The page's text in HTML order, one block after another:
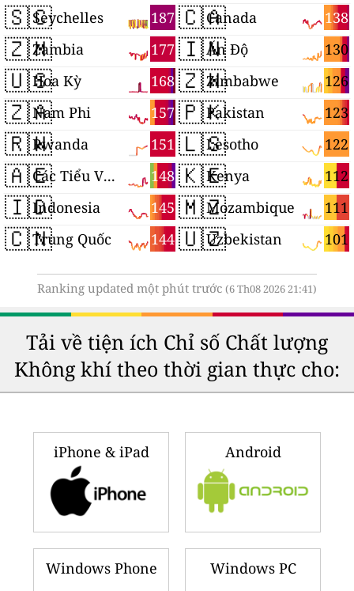
🇸🇨 187
Seychelles
🇿🇲 177
Zambia
🇺🇸 168
Hoa Kỳ
🇿🇦 157
Nam Phi
🇷🇼 151
Rwanda
🇦🇪 148
Các Tiểu Vương quốc Ả Rập Thống nhất
🇮🇩 145
Indonesia
🇨🇳 144
Trung Quốc
🇨🇦 138
Canada
🇮🇳 130
Ấn Độ
🇿🇼 126
Zimbabwe
🇵🇰 123
Pakistan
🇱🇸 122
Lesotho
🇰🇪 112
Kenya
🇲🇿 111
Mozambique
🇺🇿 101
Uzbekistan
Ranking updated một phút trước (6 Th08 2026 21:41)
Tải về tiện ích Chỉ số Chất lượng
Không khí theo thời gian thực cho:
iPhone & iPad Android
Windows Phone Windows PC